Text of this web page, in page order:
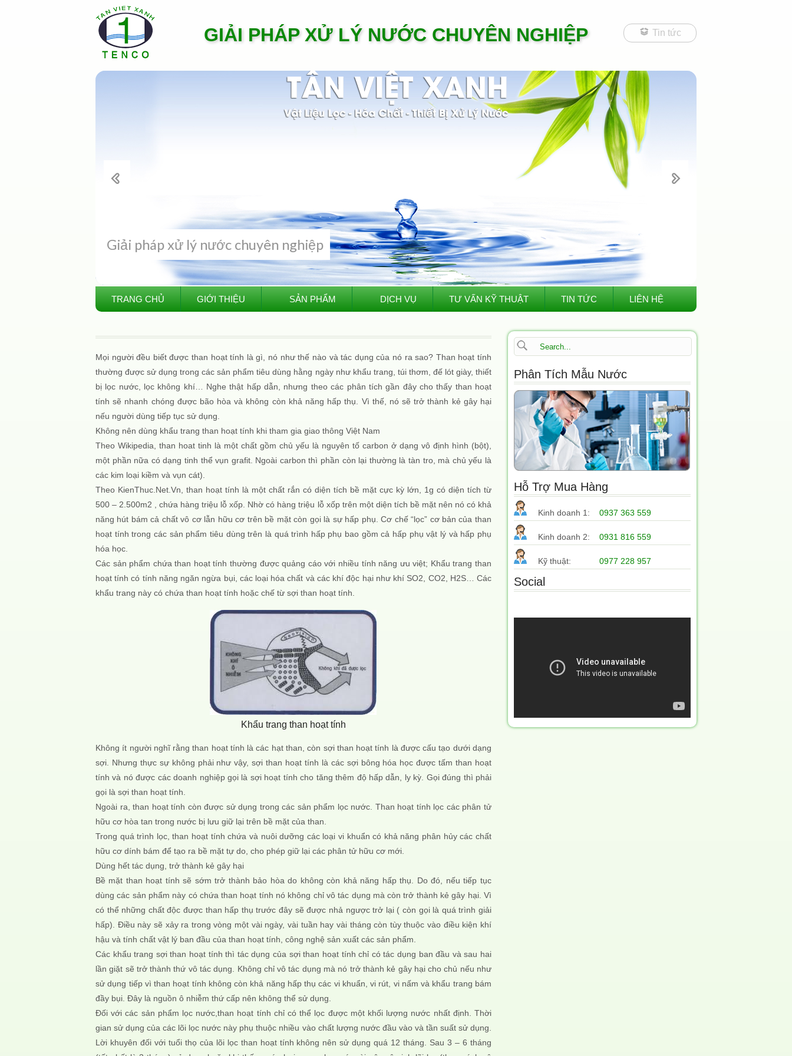
GIẢI PHÁP XỬ LÝ NƯỚC CHUYÊN NGHIỆP Tin tức
Giải pháp xử lý nước chuyên nghiệp
TRANG CHỦ GIỚI THIỆU SẢN PHẨM DỊCH VỤ TƯ VẤN KỸ THUẬT TIN TỨC LIÊN HỆ
Mọi người đều biết được than hoạt tính là gì, nó như thế nào và tác dụng của nó ra sao? Than hoạt tính
thường được sử dụng trong các sản phẩm tiêu dùng hằng ngày như khẩu trang, túi thơm, đế lót giày, thiết
bị lọc nước, lọc không khí… Nghe thật hấp dẫn, nhưng theo các phân tích gần đây cho thấy than hoạt
tính sẽ nhanh chóng được bão hòa và không còn khả năng hấp thụ. Vì thế, nó sẽ trở thành kẻ gây hại
nếu người dùng tiếp tục sử dụng.
Không nên dùng khẩu trang than hoạt tính khi tham gia giao thông Việt Nam
Theo Wikipedia, than hoat tinh là một chất gồm chủ yếu là nguyên tố carbon ở dạng vô định hình (bột),
một phần nữa có dạng tinh thể vụn grafit. Ngoài carbon thì phần còn lại thường là tàn tro, mà chủ yếu là
các kim loại kiềm và vụn cát).
Theo KienThuc.Net.Vn, than hoạt tính là một chất rắn có diện tích bề mặt cực kỳ lớn, 1g có diện tích từ
500 – 2.500m2 , chứa hàng triệu lỗ xốp. Nhờ có hàng triệu lỗ xốp trên một diện tích bề mặt nên nó có khả
năng hút bám cả chất vô cơ lẫn hữu cơ trên bề mặt còn gọi là sự hấp phụ. Cơ chế “lọc” cơ bản của than
hoạt tính trong các sản phẩm tiêu dùng trên là quá trình hấp phụ bao gồm cả hấp phụ vật lý và hấp phụ
hóa học.
Các sản phẩm chứa than hoạt tính thường được quảng cáo với nhiều tính năng ưu việt; Khẩu trang than
hoạt tính có tính năng ngăn ngừa bụi, các loại hóa chất và các khí độc hại như khí SO2, CO2, H2S… Các
khẩu trang này có chứa than hoạt tính hoặc chế từ sợi than hoạt tính.
Khẩu trang than hoạt tính
Không ít người nghĩ rằng than hoạt tính là các hạt than, còn sợi than hoạt tính là được cấu tạo dưới dạng
sợi. Nhưng thực sự không phải như vậy, sợi than hoạt tính là các sợi bông hóa học được tấm than hoạt
tính và nó được các doanh nghiệp gọi là sợi hoạt tính cho tăng thêm độ hấp dẫn, ly kỳ. Gọi đúng thì phải
gọi là sợi than hoạt tính.
Ngoài ra, than hoạt tính còn được sử dụng trong các sản phẩm lọc nước. Than hoạt tính lọc các phân tử
hữu cơ hòa tan trong nước bị lưu giữ lại trên bề mặt của than.
Trong quá trình lọc, than hoạt tính chứa và nuôi dưỡng các loại vi khuẩn có khả năng phân hủy các chất
hữu cơ dính bám để tạo ra bề mặt tự do, cho phép giữ lại các phân tử hữu cơ mới.
Dùng hết tác dụng, trở thành kẻ gây hại
Bề mặt than hoạt tính sẽ sớm trở thành bảo hòa do không còn khả năng hấp thụ. Do đó, nếu tiếp tục
dùng các sản phẩm này có chứa than hoạt tính nó không chỉ vô tác dụng mà còn trở thành kẻ gây hại. Vì
có thể những chất độc được than hấp thụ trước đây sẽ được nhả ngược trở lại ( còn gọi là quá trình giải
hấp). Điều này sẽ xảy ra trong vòng một vài ngày, vài tuần hay vài tháng còn tùy thuộc vào điều kiện khí
hậu và tính chất vật lý ban đầu của than hoạt tính, công nghệ sản xuất các sản phẩm.
Các khẩu trang sợi than hoạt tính thì tác dụng của sợi than hoạt tính chỉ có tác dụng ban đầu và sau hai
lần giặt sẽ trở thành thứ vô tác dụng. Không chỉ vô tác dụng mà nó trở thành kẻ gây hại cho chủ nếu như
sử dụng tiếp vì than hoạt tính không còn khả năng hấp thụ các vi khuẩn, vi rút, vi nấm và khẩu trang bám
đầy bụi. Đây là nguồn ô nhiễm thứ cấp nên không thể sử dụng.
Đối với các sản phẩm lọc nước,than hoạt tính chỉ có thể lọc được một khối lượng nước nhất định. Thời
gian sử dụng của các lõi lọc nước này phụ thuộc nhiều vào chất lượng nước đầu vào và tần suất sử dụng.
Lời khuyên đối với tuổi thọ của lõi lọc than hoạt tính không nên sử dụng quá 12 tháng. Sau 3 – 6 tháng
Phân Tích Mẫu Nước
Hỗ Trợ Mua Hàng
Kinh doanh 1: 0937 363 559
Kinh doanh 2: 0931 816 559
Kỹ thuật: 0977 228 957
Social